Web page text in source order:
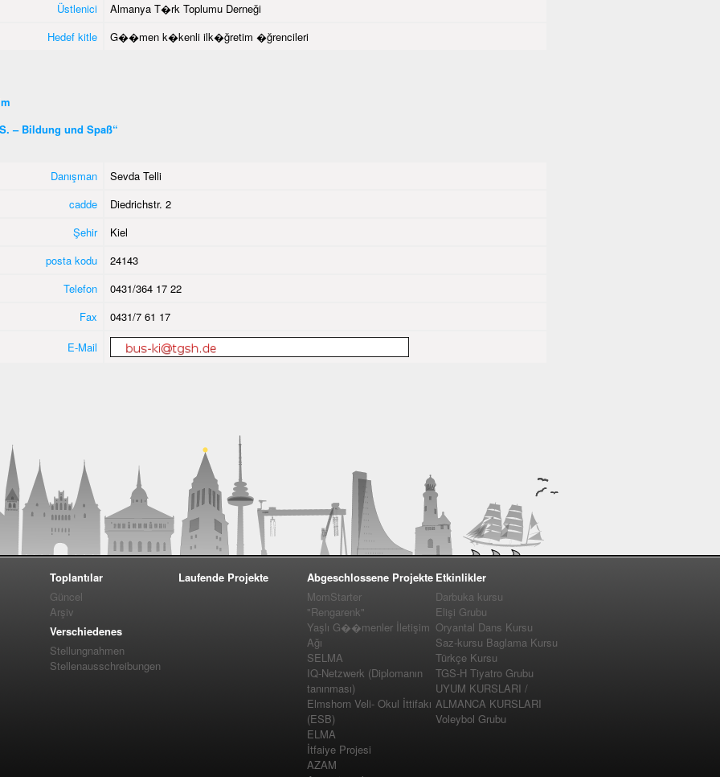
Üstlenici
Almanya T�rk Toplumu Derneği
Hedef kitle
G��men k�kenli ilk�ğretim �ğrencileri
– Bildung und Spaß“
Danışman
Sevda Telli
cadde
Diedrichstr. 2
Şehir
Kiel
posta kodu
24143
Telefon
0431/364 17 22
Fax
0431/7 61 17
E-Mail
Toplantılar
Güncel
Arşiv
Verschiedenes
Stellungnahmen
Stellenausschreibungen
Laufende Projekte
Abgeschlossene Projekte
MomStarter
"Rengarenk"
Yaşlı G��menler İletişim
Ağı
SELMA
IQ-Netzwerk (Diplomanın
tanınması)
Elmshorn Veli- Okul İttifakı
(ESB)
ELMA
İtfaiye Projesi
AZAM
Etkinlikler
Darbuka kursu
Elişi Grubu
Oryantal Dans Kursu
Saz-kursu Baglama Kursu
Türkçe Kursu
TGS-H Tiyatro Grubu
UYUM KURSLARI /
ALMANCA KURSLARI
Voleybol Grubu